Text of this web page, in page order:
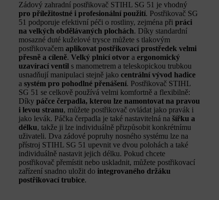
Zádový zahradní postřikovač STIHL SG 51 je vhodný
pro příležitostné i profesionální použití. Postřikovač SG
51 podporuje efektivní péči o rostliny, zejména při práci
na velkých obdělávaných plochách. Díky standardní
mosazné duté kuželové trysce můžete s tlakovým
postřikovačem aplikovat postřikovací prostředek velmi
přesně a cíleně. Velký plnicí otvor a ergonomický
uzavírací ventil s manometrem a teleskopickou trubkou
usnadňují manipulaci stejně jako centrální vývod hadice
a systém pro pohodlné přenášení. Postřikovač STIHL
SG 51 se celkově používá velmi komfortně a flexibilně:
Díky páčce čerpadla, kterou lze namontovat na pravou
i levou stranu, můžete postřikovač ovládat jako pravák i
jako levák. Páčka čerpadla je také nastavitelná na šířku a
délku, takže ji lze individuálně přizpůsobit konkrétnímu
uživateli. Dva zádové popruhy nosného systému lze na
přístroj STIHL SG 51 upevnit ve dvou polohách a také
individuálně nastavit jejich délku. Pokud chcete
postřikovač přemístit nebo uskladnit, můžete postřikovací
zařízení snadno uložit do integrovaného držáku
postřikovací trubice.